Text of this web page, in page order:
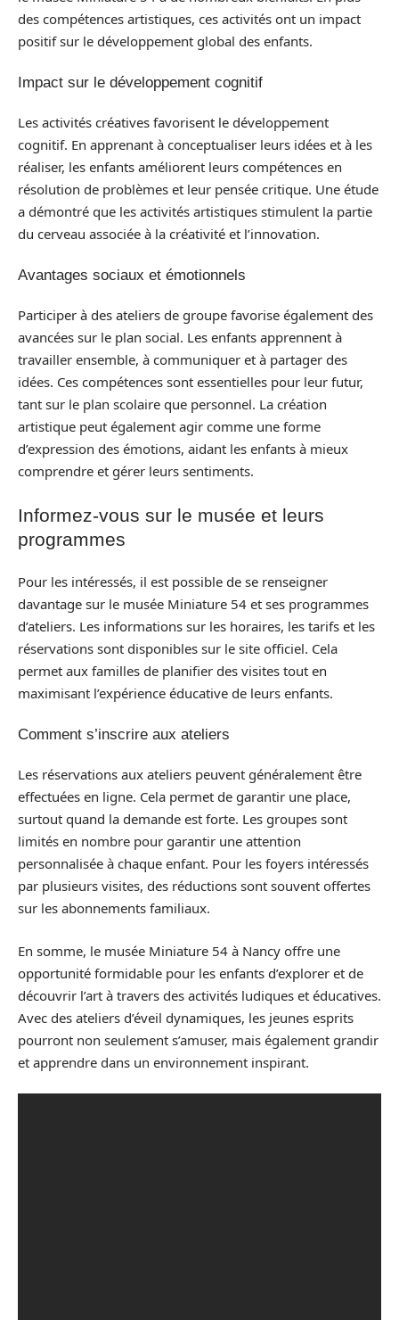
des compétences artistiques, ces activités ont un impact
positif sur le développement global des enfants.
Impact sur le développement cognitif
Les activités créatives favorisent le développement
cognitif. En apprenant à conceptualiser leurs idées et à les
réaliser, les enfants améliorent leurs compétences en
résolution de problèmes et leur pensée critique. Une étude
a démontré que les activités artistiques stimulent la partie
du cerveau associée à la créativité et l’innovation.
Avantages sociaux et émotionnels
Participer à des ateliers de groupe favorise également des
avancées sur le plan social. Les enfants apprennent à
travailler ensemble, à communiquer et à partager des
idées. Ces compétences sont essentielles pour leur futur,
tant sur le plan scolaire que personnel. La création
artistique peut également agir comme une forme
d’expression des émotions, aidant les enfants à mieux
comprendre et gérer leurs sentiments.
Informez-vous sur le musée et leurs
programmes
Pour les intéressés, il est possible de se renseigner
davantage sur le musée Miniature 54 et ses programmes
d’ateliers. Les informations sur les horaires, les tarifs et les
réservations sont disponibles sur le site officiel. Cela
permet aux familles de planifier des visites tout en
maximisant l’expérience éducative de leurs enfants.
Comment s’inscrire aux ateliers
Les réservations aux ateliers peuvent généralement être
effectuées en ligne. Cela permet de garantir une place,
surtout quand la demande est forte. Les groupes sont
limités en nombre pour garantir une attention
personnalisée à chaque enfant. Pour les foyers intéressés
par plusieurs visites, des réductions sont souvent offertes
sur les abonnements familiaux.
En somme, le musée Miniature 54 à Nancy offre une
opportunité formidable pour les enfants d’explorer et de
découvrir l’art à travers des activités ludiques et éducatives.
Avec des ateliers d’éveil dynamiques, les jeunes esprits
pourront non seulement s’amuser, mais également grandir
et apprendre dans un environnement inspirant.